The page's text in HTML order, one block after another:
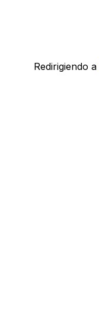
Redirigiendo a